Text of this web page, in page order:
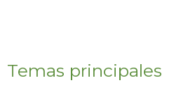
Temas principales